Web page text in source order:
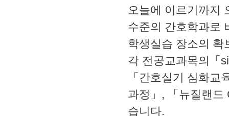
오늘에 이르기까지
수준의 간호학과로
학생실습 장소의 확
각 전공교과목의「
「간호실기 심화
과정」, 「뉴질랜드
습니다.